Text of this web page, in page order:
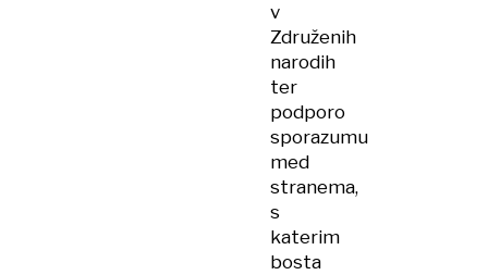
v
Združenih
narodih
ter
podporo
sporazumu
med
stranema,
s
katerim
bosta